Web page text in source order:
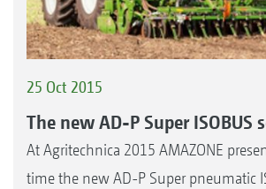
25 Oct 2015
The new AD-P Super ISOBUS
At Agritechnica 2015 AMAZONE
time the new AD-P Super pneumatic